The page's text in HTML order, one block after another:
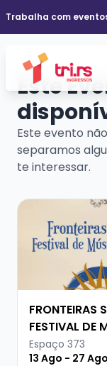
Trabalha com
Este
Este evento
separamos
te interessar.
Veja mais sobre
FRONTEIRAS
FESTIVAL DE
URUGUAIA
Espaço 373
13 Ago - 27 Ago